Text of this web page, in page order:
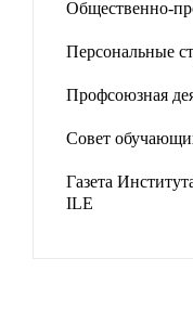
Общественно-
Персональные
Профсоюзная
Совет
Газета
ILE